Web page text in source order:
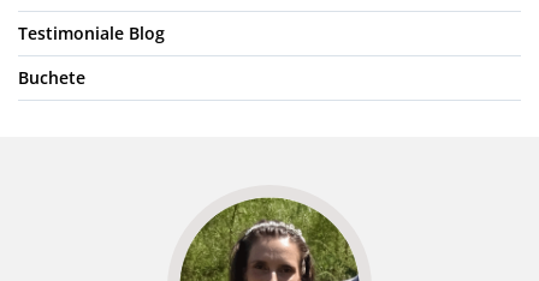
Testimoniale Blog
Buchete